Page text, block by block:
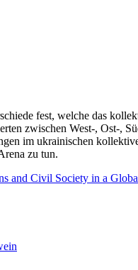
fest, welche das
zwischen West-, Ost-,
im ukrainischen
zu tun.
and Civil Society in a